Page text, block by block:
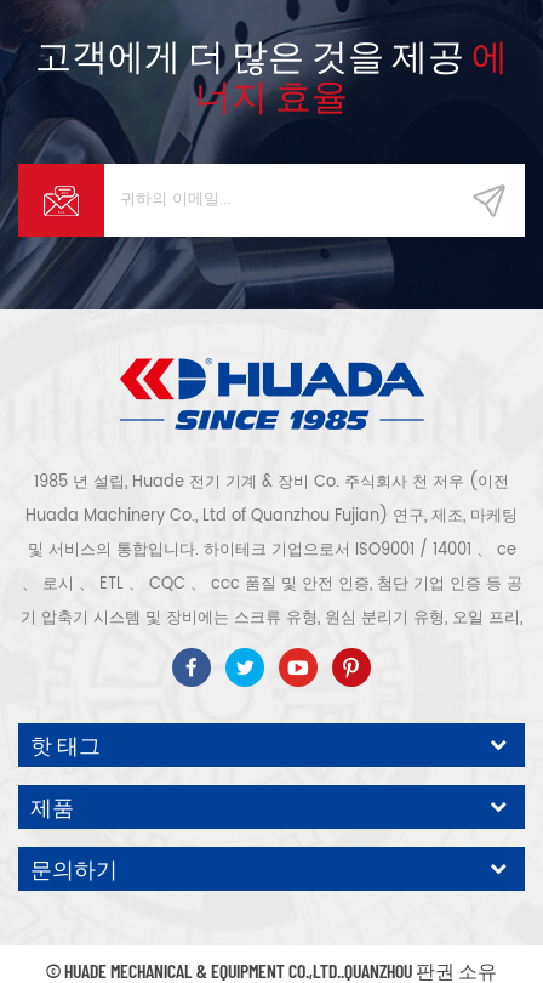
고객에게 더 많은 것을 제공 에
너지 효율
1985 년 설립, Huade 전기 기계 & 장비 Co. 주식회사 천 저우 (이전
Huada Machinery Co., Ltd of Quanzhou Fujian) 연구, 제조, 마케팅
및 서비스의 통합입니다. 하이테크 기업으로서 ISO9001 / 14001 、 ce
、 로시 、 ETL 、 CQC 、 ccc 품질 및 안전 인증, 첨단 기업 인증 등 공
기 압축기 시스템 및 장비에는 스크류 유형, 원심 분리기 유형, 오일 프리,
스크롤 유형, 피스톤 유형, 건조기, 필터, 배수기, 완전한 공기 압축기 생산
라인 등이 포함됩니다. 보다 300 가지 유형의 공기 압축기 산업 전문가
우리 회사는 보다 30 년 경력 from 압력 용기, 전기 모터, 정밀 부품 가공
및 장비에 대한 최고의 부품 주조 조립. 또한 우리 회사는 영구 자석 서보
모터의 자체 핵심 프로세스를 개발하고 관련 기술 특허를 획득하여 국가
에너지 절약 및 환경 보호 기술 발전에 기여했습니다. 우리 자신의 브랜
드 공기 압축기를 기대하십시오, ODM / OEM 수락입니다.
핫 태그
제품
문의하기
© HUADE MECHANICAL & EQUIPMENT CO.,LTD..QUANZHOU 판권 소유